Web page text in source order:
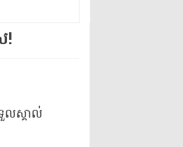
​!
ល​ស្គាល់​